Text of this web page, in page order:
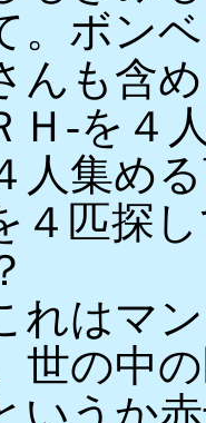
ボン
んも含
-を４
人集め
４匹探
れはマ
世の中
いうか